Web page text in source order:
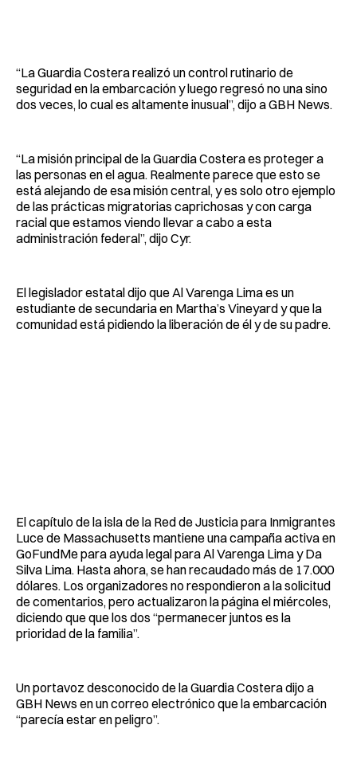
“La Guardia Costera realizó un control rutinario de
seguridad en la embarcación y luego regresó no una sino
dos veces, lo cual es altamente inusual”, dijo a GBH News.
“La misión principal de la Guardia Costera es proteger a
las personas en el agua. Realmente parece que esto se
está alejando de esa misión central, y es solo otro ejemplo
de las prácticas migratorias caprichosas y con carga
racial que estamos viendo llevar a cabo a esta
administración federal”, dijo Cyr.
El legislador estatal dijo que Al Varenga Lima es un
estudiante de secundaria en Martha’s Vineyard y que la
comunidad está pidiendo la liberación de él y de su padre.
El capítulo de la isla de la Red de Justicia para Inmigrantes
Luce de Massachusetts mantiene una campaña activa en
GoFundMe para ayuda legal para Al Varenga Lima y Da
Silva Lima. Hasta ahora, se han recaudado más de 17.000
dólares. Los organizadores no respondieron a la solicitud
de comentarios, pero actualizaron la página el miércoles,
diciendo que que los dos “permanecer juntos es la
prioridad de la familia”.
Un portavoz desconocido de la Guardia Costera dijo a
GBH News en un correo electrónico que la embarcación
“parecía estar en peligro”.